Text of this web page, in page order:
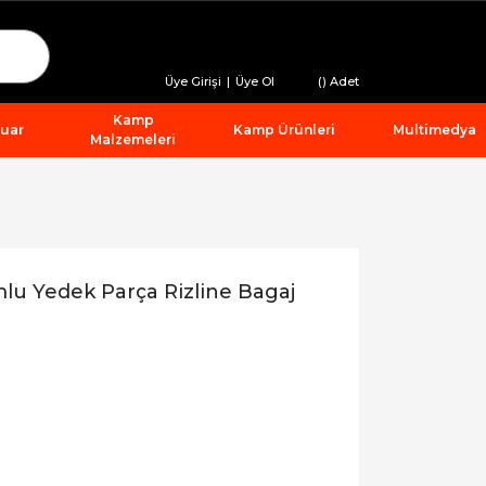
Üye Girişi | Üye Ol () Adet
Kamp
Malzemeleri
Kamp Ürünleri Multimedya
Yedek Parça Rizline Bagaj